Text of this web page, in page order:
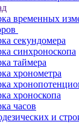
временных
секундомера
синхроноскопа
таймера
хронометра
хроноскопа
часов
и